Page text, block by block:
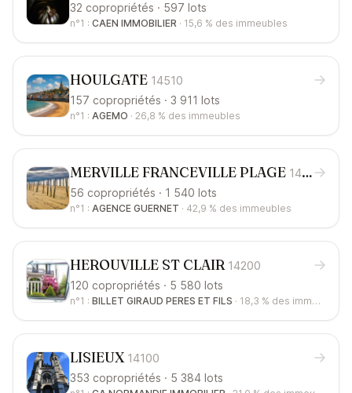
32 copropriétés · 597 lots
n°1 : CAEN IMMOBILIER · 15,6 % des immeubles
HOULGATE 14510
157 copropriétés · 3 911 lots
n°1 : AGEMO · 26,8 % des immeubles
MERVILLE FRANCEVILLE PLAGE 14810
56 copropriétés · 1 540 lots
n°1 : AGENCE GUERNET · 42,9 % des immeubles
HEROUVILLE ST CLAIR 14200
120 copropriétés · 5 580 lots
n°1 : BILLET GIRAUD PERES ET FILS · 18,3 % des immeubles
LISIEUX 14100
353 copropriétés · 5 384 lots